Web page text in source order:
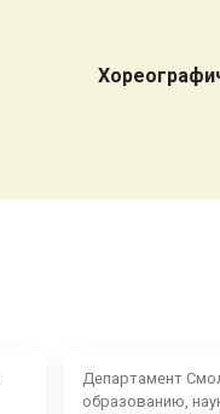
Департамент
образованию,